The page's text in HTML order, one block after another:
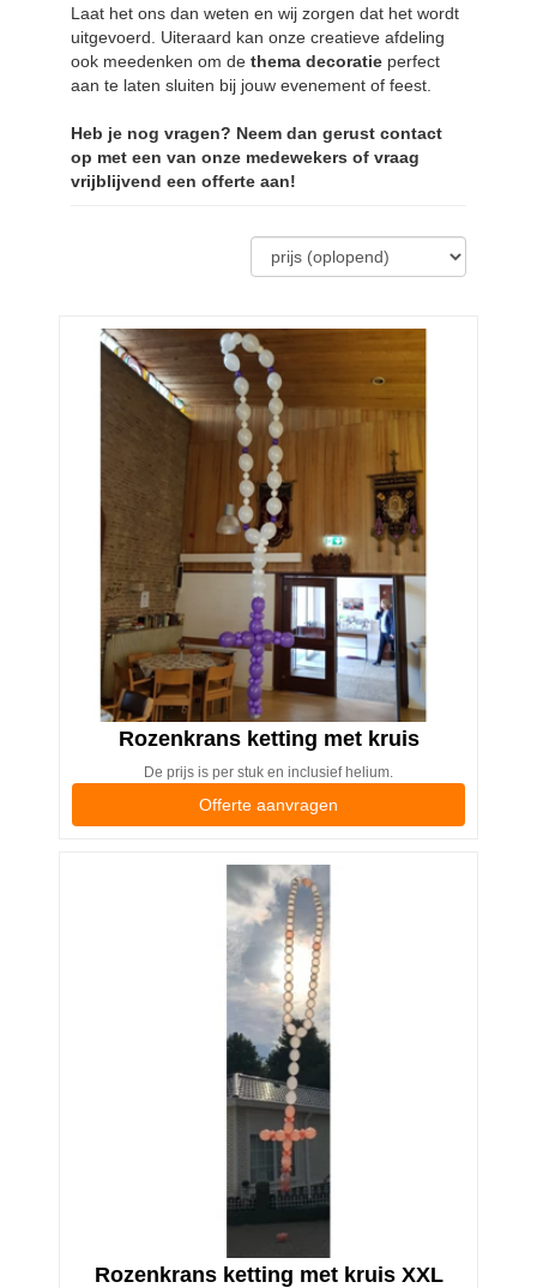
Laat het ons dan weten en wij zorgen dat het wordt
uitgevoerd. Uiteraard kan onze creatieve afdeling
ook meedenken om de thema decoratie perfect
aan te laten sluiten bij jouw evenement of feest.
Heb je nog vragen? Neem dan gerust contact
op met een van onze medewekers of vraag
vrijblijvend een offerte aan!
Rozenkrans ketting met kruis
De prijs is per stuk en inclusief helium.
Offerte aanvragen
Rozenkrans ketting met kruis XXL